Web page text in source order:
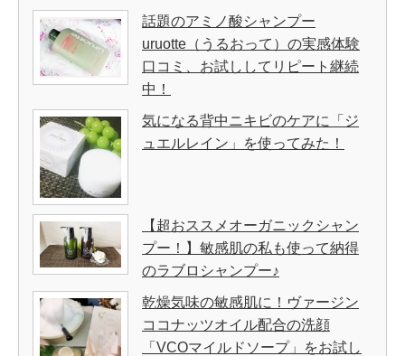
話題のアミノ酸シャンプー
uruotte（うるおって）の実感体験
口コミ、お試ししてリピート継続
中！
気になる背中ニキビのケアに「ジ
ュエルレイン」を使ってみた！
【超おススメオーガニックシャン
プー！】敏感肌の私も使って納得
のラブロシャンプー♪
乾燥気味の敏感肌に！ヴァージン
ココナッツオイル配合の洗顔
「VCOマイルドソープ」をお試し